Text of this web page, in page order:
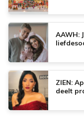
AAWH:
ZIEN:
deelt